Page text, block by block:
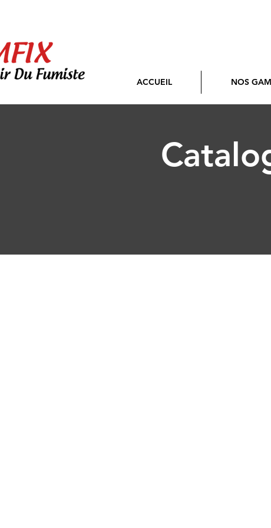
ACCUEIL NOS